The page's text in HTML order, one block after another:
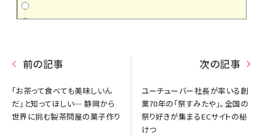
前の記事
「お茶って食べても美味しいん
だ」と知ってほしい─ 静岡から
世界に挑む製茶問屋の菓子作り
次の記事
ユーチューバー社長が率いる創
業70年の「祭すみたや」。全国の
祭り好きが集まるECサイトの秘
けつ